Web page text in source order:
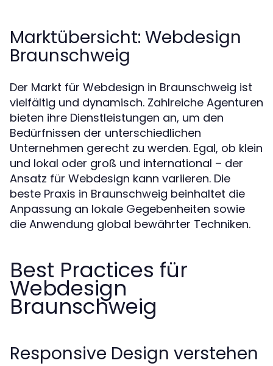
Marktübersicht: Webdesign
Braunschweig
Der Markt für Webdesign in Braunschweig ist
vielfältig und dynamisch. Zahlreiche Agenturen
bieten ihre Dienstleistungen an, um den
Bedürfnissen der unterschiedlichen
Unternehmen gerecht zu werden. Egal, ob klein
und lokal oder groß und international – der
Ansatz für Webdesign kann variieren. Die
beste Praxis in Braunschweig beinhaltet die
Anpassung an lokale Gegebenheiten sowie
die Anwendung global bewährter Techniken.
Best Practices für
Webdesign
Braunschweig
Responsive Design verstehen